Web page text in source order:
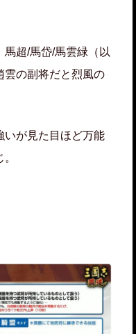
超/馬岱/馬雲緑（以
雲の副将だと烈風の
が見た目ほど万能